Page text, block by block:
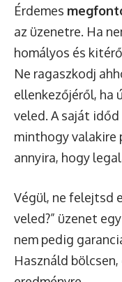
Érdemes
az üzenetre. Ha
homályos és
Ne ragaszkodj
ellenkezőjéről, ha
veled. A saját
minthogy valakire
annyira, hogy
Végül, ne felejtsd
veled?” üzenet egy
nem pedig
Használd